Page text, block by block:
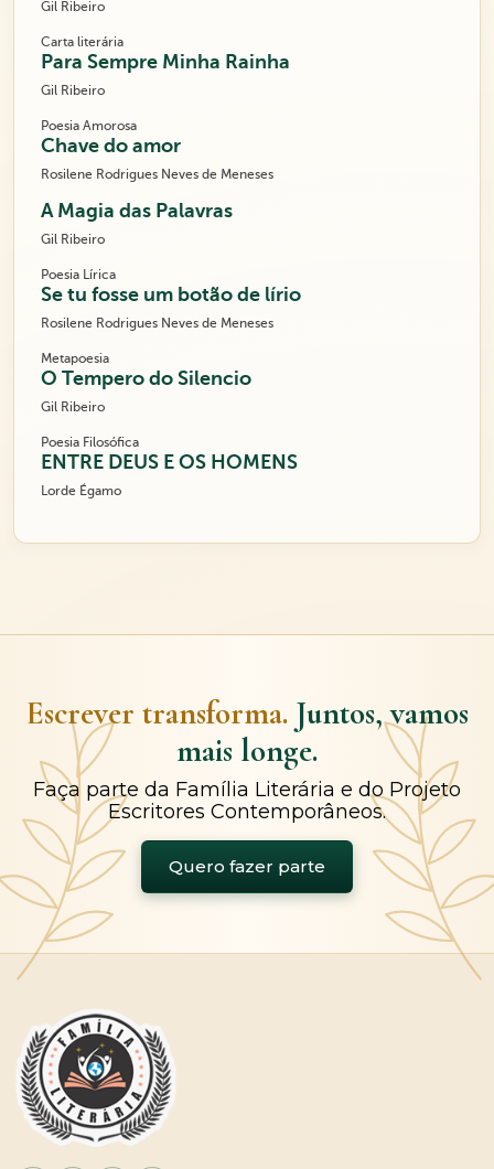
Gil Ribeiro
Carta literária
Para Sempre Minha Rainha
Gil Ribeiro
Poesia Amorosa
Chave do amor
Rosilene Rodrigues Neves de Meneses
A Magia das Palavras
Gil Ribeiro
Poesia Lírica
Se tu fosse um botão de lírio
Rosilene Rodrigues Neves de Meneses
Metapoesia
O Tempero do Silencio
Gil Ribeiro
Poesia Filosófica
ENTRE DEUS E OS HOMENS
Lorde Égamo
Escrever transforma. Juntos, vamos
mais longe.
Faça parte da Família Literária e do Projeto
Escritores Contemporâneos.
Quero fazer parte